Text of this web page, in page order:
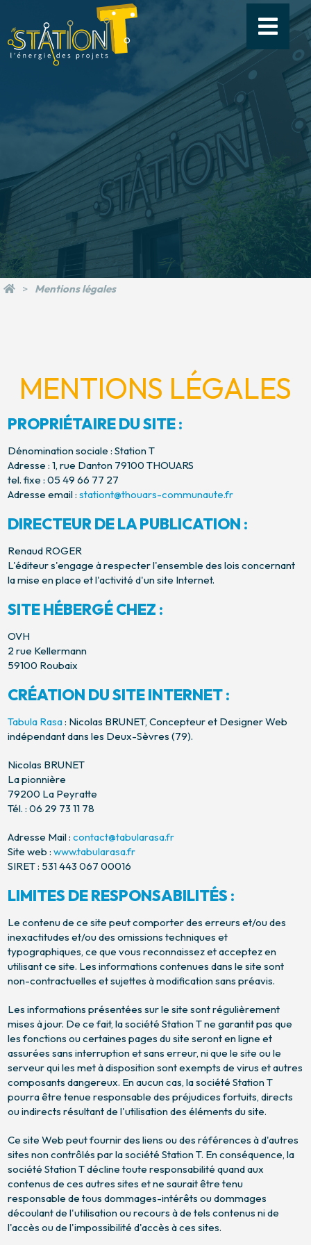
Mentions légales
MENTIONS LÉGALES
PROPRIÉTAIRE DU SITE :
Dénomination sociale : Station T
Adresse : 1, rue Danton 79100 THOUARS
tel. fixe : 05 49 66 77 27
Adresse email :stationt@thouars-communaute.fr
DIRECTEUR DE LA PUBLICATION :
Renaud ROGER
L'éditeur s'engage à respecter l'ensemble des lois concernant
la mise en place et l'activité d'un site Internet.
SITE HÉBERGÉ CHEZ :
OVH
2 rue Kellermann
59100 Roubaix
CRÉATION DU SITE INTERNET :
Tabula Rasa: Nicolas BRUNET, Concepteur et Designer Web
indépendant dans les Deux-Sèvres (79).
Nicolas BRUNET
La pionnière
79200 La Peyratte
Tél. : 06 29 73 11 78
Adresse Mail :contact@tabularasa.fr
Site web :www.tabularasa.fr
SIRET : 531 443 067 00016
LIMITES DE RESPONSABILITÉS :
Le contenu de ce site peut comporter des erreurs et/ou des
inexactitudes et/ou des omissions techniques et
typographiques, ce que vous reconnaissez et acceptez en
utilisant ce site. Les informations contenues dans le site sont
non-contractuelles et sujettes à modification sans préavis.
Les informations présentées sur le site sont régulièrement
mises à jour. De ce fait, la société Station T ne garantit pas que
les fonctions ou certaines pages du site seront en ligne et
assurées sans interruption et sans erreur, ni que le site ou le
serveur qui les met à disposition sont exempts de virus et autres
composants dangereux. En aucun cas, la société Station T
pourra être tenue responsable des préjudices fortuits, directs
ou indirects résultant de l'utilisation des éléments du site.
Ce site Web peut fournir des liens ou des références à d'autres
sites non contrôlés par la société Station T. En conséquence, la
société Station T décline toute responsabilité quand aux
contenus de ces autres sites et ne saurait être tenu
responsable de tous dommages-intérêts ou dommages
découlant de l'utilisation ou recours à de tels contenus ni de
l'accès ou de l'impossibilité d'accès à ces sites.